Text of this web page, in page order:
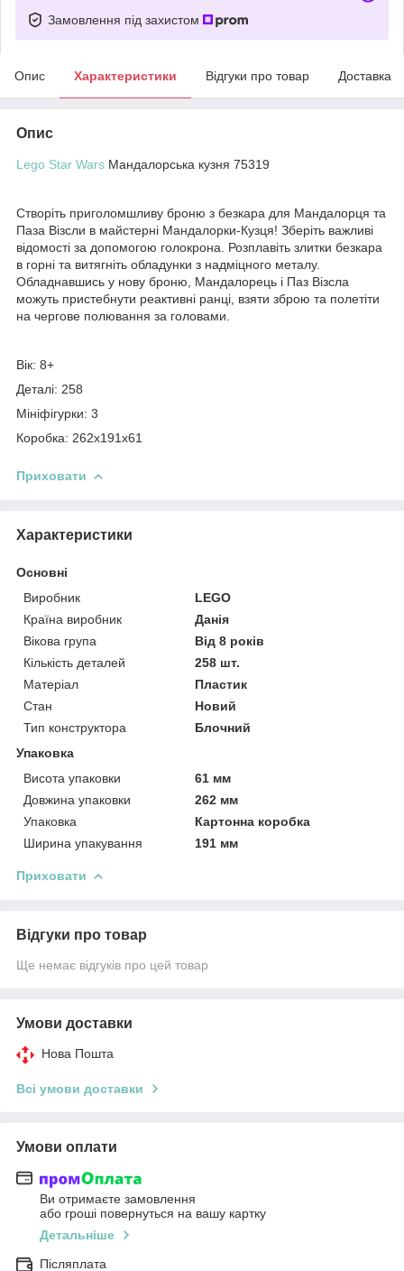
Замовлення під захистом
Опис Характеристики Відгуки про товар Доставка
Опис
Lego Star Wars Мандалорська кузня 75319
Створіть приголомшливу броню з безкара для Мандалорця та
Паза Візcли в майстерні Мандалорки-Кузця! Зберіть важливі
відомості за допомогою голокрона. Розплавіть злитки безкара
в горні та витягніть обладунки з надміцного металу.
Обладнавшись у нову броню, Мандалорець і Паз Візсла
можуть пристебнути реактивні ранці, взяти зброю та полетіти
на чергове полювання за головами.
Вік: 8+
Деталі: 258
Мініфігурки: 3
Коробка: 262x191x61
Приховати
Характеристики
Основні
Виробник
LEGO
Країна виробник
Данія
Вікова група
Від 8 років
Кількість деталей
258 шт.
Матеріал
Пластик
Стан
Новий
Тип конструктора
Блочний
Упаковка
Висота упаковки
61 мм
Довжина упаковки
262 мм
Упаковка
Картонна коробка
Ширина упакування
191 мм
Приховати
Відгуки про товар
Ще немає відгуків про цей товар
Умови доставки
Нова Пошта
Всі умови доставки
Умови оплати
Ви отримаєте замовлення
або гроші повернуться на вашу картку
Детальніше
Післяплата